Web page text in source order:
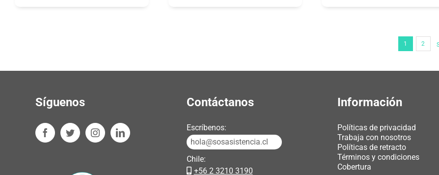
1 2
Síguenos Contáctanos
Escríbenos:
hola@sosasistencia.cl
Chile:
+56 2 3210 3190
Información
Políticas de privacidad
Trabaja con nosotros
Políticas de retracto
Términos y condiciones
Cobertura